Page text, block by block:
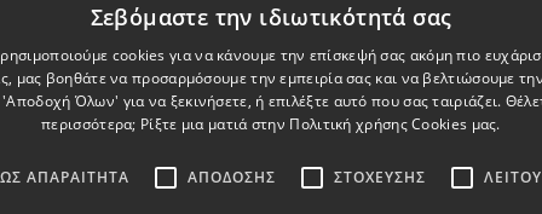
Στείλτε μας μήνυμα
Σεβόμαστε την ιδιωτικότητά σας
cookies για να κάνουμε την επίσκεψή σας ακόμη πιο
μας βοηθάτε να προσαρμόσουμε την εμπειρία σας και να βελτιώσουμε
Όλων' για να ξεκινήσετε, ή επιλέξτε αυτό που σας ταιριάζει.
περισσότερα; Ρίξτε μια ματιά στην Πολιτική χρήσης Cookies μας.
ΑΠΑΡΑΊΤΗΤΑ ΑΠΌΔΟΣΗΣ ΣΤΌΧΕΥΣΗΣ